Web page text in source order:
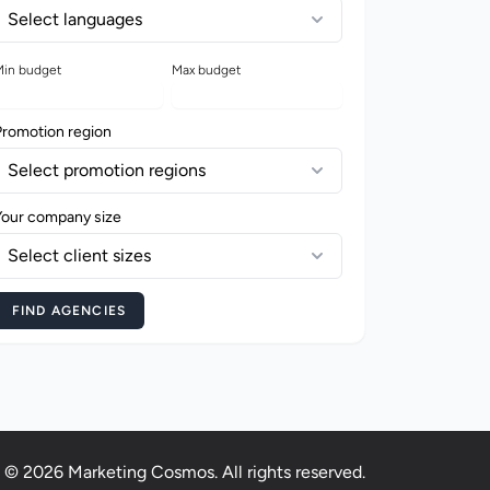
Select languages
budget Max budget
region
Select promotion regions
company size
Select client sizes
FIND AGENCIES
© 2026 Marketing Cosmos. All rights reserved.